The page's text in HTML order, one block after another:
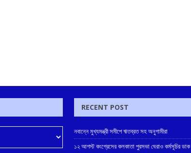
RECENT POST
নবান্নে মুখ্যমন্ত্রী সমীপে ঋতব্রত সহ অনুগামীরা
১২ আগস্ট কংগ্রেসের কলকাতা পুরসভা ঘেরাও কর্মসূচির ডাক